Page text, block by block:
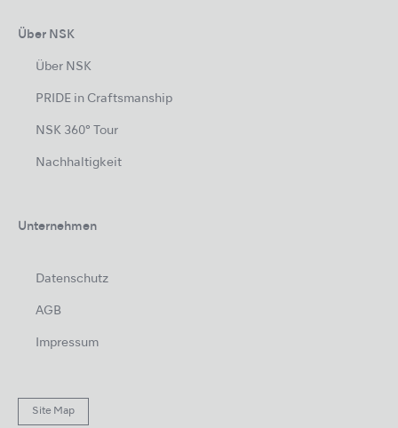
Über NSK
Über NSK
PRIDE in Craftsmanship
NSK 360° Tour
Nachhaltigkeit
Unternehmen
Datenschutz
AGB
Impressum
Site Map